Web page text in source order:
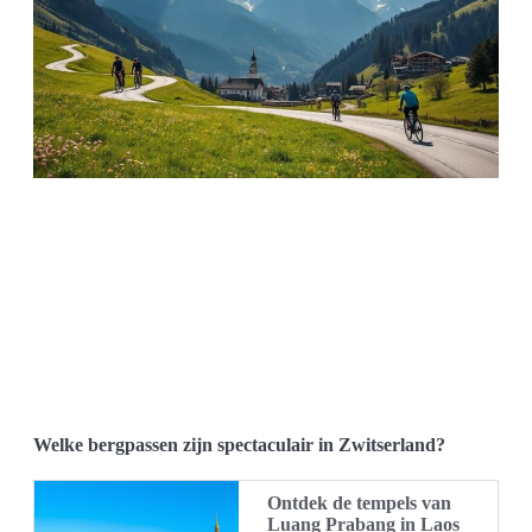
Welke bergpassen zijn spectaculair in Zwitserland?
Ontdek de tempels van
Luang Prabang in Laos